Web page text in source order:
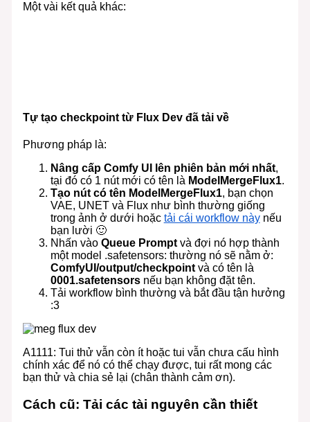
Một vài kết quả khác:
Tự tạo checkpoint từ Flux Dev đã tải về
Phương pháp là:
Nâng cấp Comfy UI lên phiên bản mới nhất,
tại đó có 1 nút mới có tên là ModelMergeFlux1.
Tạo nút có tên ModelMergeFlux1, bạn chọn
VAE, UNET và Flux như bình thường giống
trong ảnh ở dưới hoặc tải cái workflow nàynếu
bạn lười 🙂
Nhấn vào Queue Promptvà đợi nó hợp thành
một model .safetensors: thường nó sẽ nằm ở:
ComfyUI/output/checkpoint và có tên là
0001.safetensorsnếu bạn không đặt tên.
Tải workflow bình thường và bắt đầu tận hưởng
:3
A1111: Tui thử vẫn còn ít hoặc tui vẫn chưa cấu hình
chính xác để nó có thể chạy được, tui rất mong các
bạn thử và chia sẻ lại (chân thành cảm ơn).
Cách cũ: Tải các tài nguyên cần thiết